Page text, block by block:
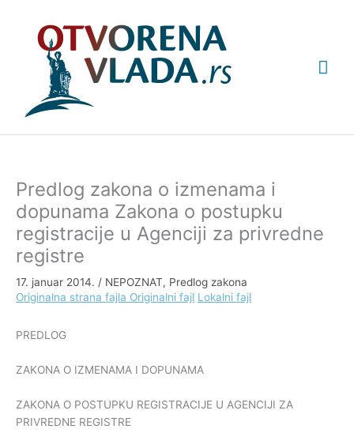
Predlog zakona o izmenama i
dopunama Zakona o postupku
registracije u Agenciji za privredne
registre
17. januar 2014. / NEPOZNAT, Predlog zakona
Originalna strana fajla Originalni fajl Lokalni fajl
PREDLOG
ZAKONA O IZMENAMA I DOPUNAMA
ZAKONA O POSTUPKU REGISTRACIJE U AGENCIJI ZA
PRIVREDNE REGISTRE